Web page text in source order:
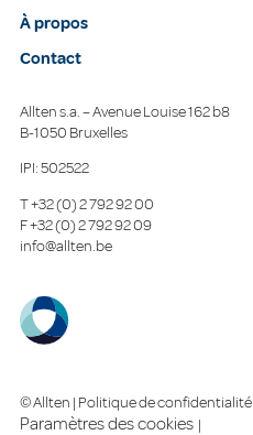
À propos
Contact
Allten s.a. – Avenue Louise 162 b8
B-1050 Bruxelles
IPI: 502522
T+32 (0) 2 792 92 00
F+32 (0) 2 792 92 09
info@allten.be
© Allten | Politique de confidentialité
Paramètres des cookies |